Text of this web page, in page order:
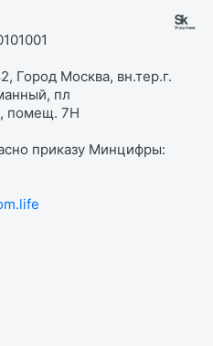
Город Москва, вн.тер.г.
пл
помещ. 7Н
приказу Минцифры: